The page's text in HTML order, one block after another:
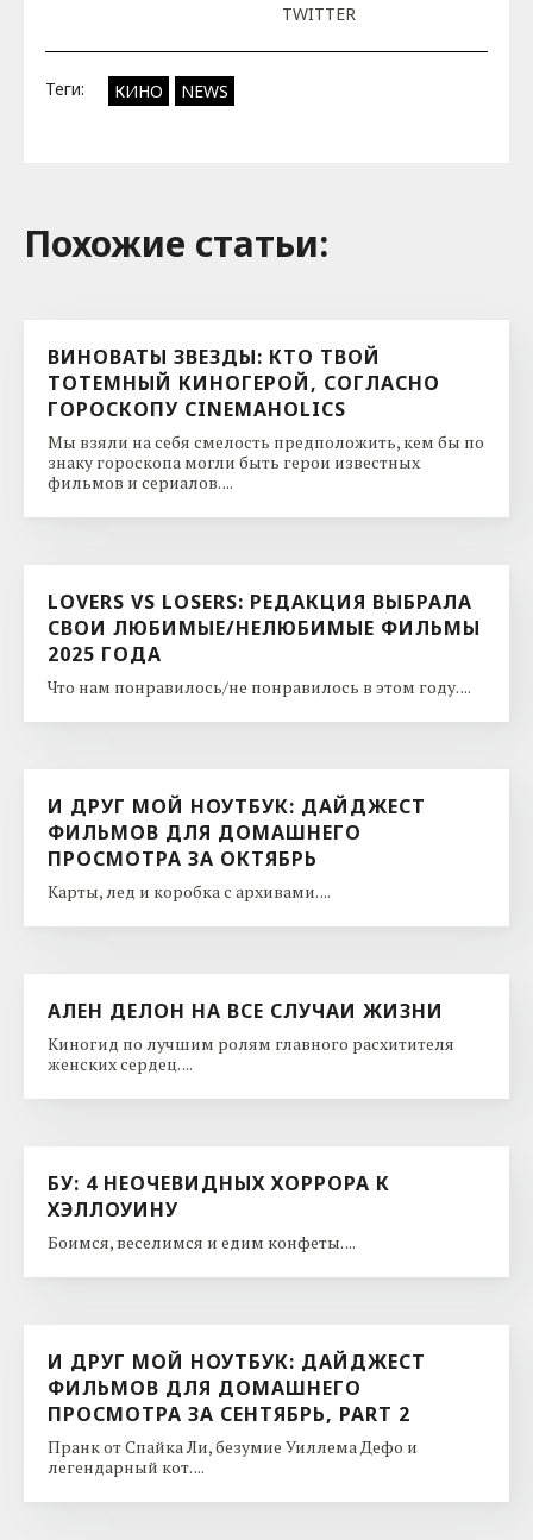
TWITTER
Теги: КИНО NEWS
Похожие cтатьи:
ВИНОВАТЫ ЗВЕЗДЫ: КТО ТВОЙ
ТОТЕМНЫЙ КИНОГЕРОЙ, СОГЛАСНО
ГОРОСКОПУ CINEMAHOLICS
Мы взяли на себя смелость предположить, кем бы по
знаку гороскопа могли быть герои известных
фильмов и сериалов. ...
LOVERS VS LOSERS: РЕДАКЦИЯ ВЫБРАЛА
СВОИ ЛЮБИМЫЕ/НЕЛЮБИМЫЕ ФИЛЬМЫ
2025 ГОДА
Что нам понравилось/не понравилось в этом году. ...
И ДРУГ МОЙ НОУТБУК: ДАЙДЖЕСТ
ФИЛЬМОВ ДЛЯ ДОМАШНЕГО
ПРОСМОТРА ЗА ОКТЯБРЬ
Карты, лед и коробка с архивами. ...
АЛЕН ДЕЛОН НА ВСЕ СЛУЧАИ ЖИЗНИ
Киногид по лучшим ролям главного расхитителя
женских сердец. ...
БУ: 4 НЕОЧЕВИДНЫХ ХОРРОРА К
ХЭЛЛОУИНУ
Боимся, веселимся и едим конфеты. ...
И ДРУГ МОЙ НОУТБУК: ДАЙДЖЕСТ
ФИЛЬМОВ ДЛЯ ДОМАШНЕГО
ПРОСМОТРА ЗА СЕНТЯБРЬ, PART 2
Пранк от Спайка Ли, безумие Уиллема Дефо и
легендарный кот. ...